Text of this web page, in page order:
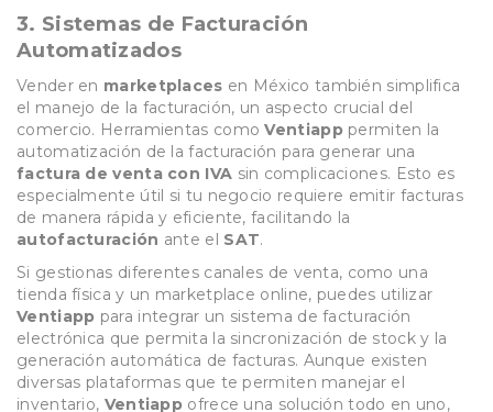
3. Sistemas de Facturación
Automatizados
Vender en marketplaces en México también simplifica
el manejo de la facturación, un aspecto crucial del
comercio. Herramientas comoVentiapp permiten la
automatización de la facturación para generar una
factura de venta con IVA sin complicaciones. Esto es
especialmente útil si tu negocio requiere emitir facturas
de manera rápida y eficiente, facilitando la
autofacturación ante el SAT.
Si gestionas diferentes canales de venta, como una
tienda física y un marketplace online, puedes utilizar
Ventiapp para integrar un sistema de facturación
electrónica que permita la sincronización de stock y la
generación automática de facturas. Aunque existen
diversas plataformas que te permiten manejar el
inventario, Ventiapp ofrece una solución todo en uno,